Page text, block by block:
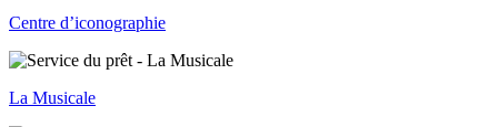
Centre d’iconographie
La Musicale